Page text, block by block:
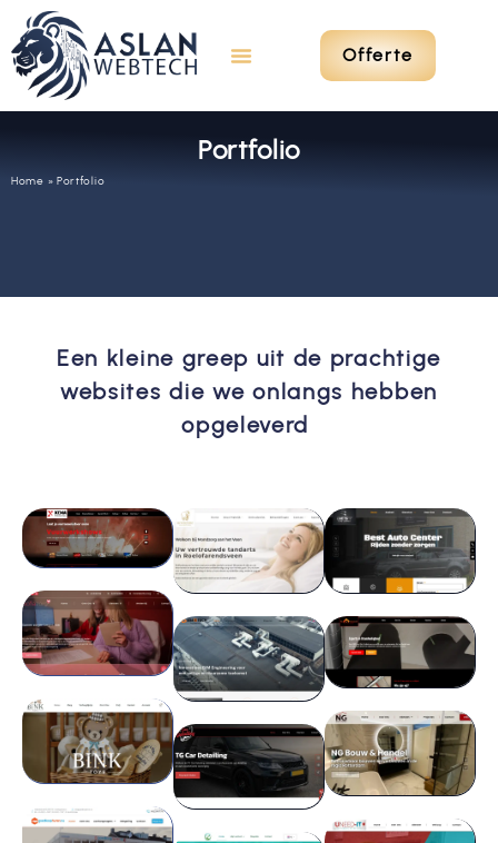
Offerte
Portfolio
Home » Portfolio
Een kleine greep uit de prachtige
websites die we onlangs hebben
opgeleverd